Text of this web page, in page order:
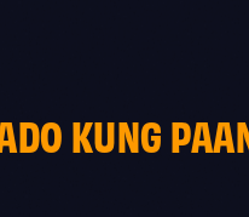
KUNG